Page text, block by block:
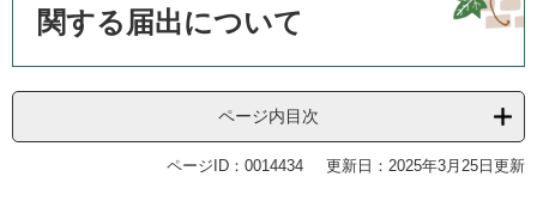
関する届出について
ページ内目次
ページID：0014434 更新日：2025年3月25日更新